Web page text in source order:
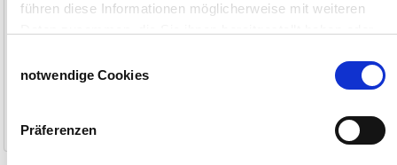
führen diese Informationen möglicherweise mit weiteren
haben.
notwendige Cookies
Präferenzen
ab225,00 € ab(7,99